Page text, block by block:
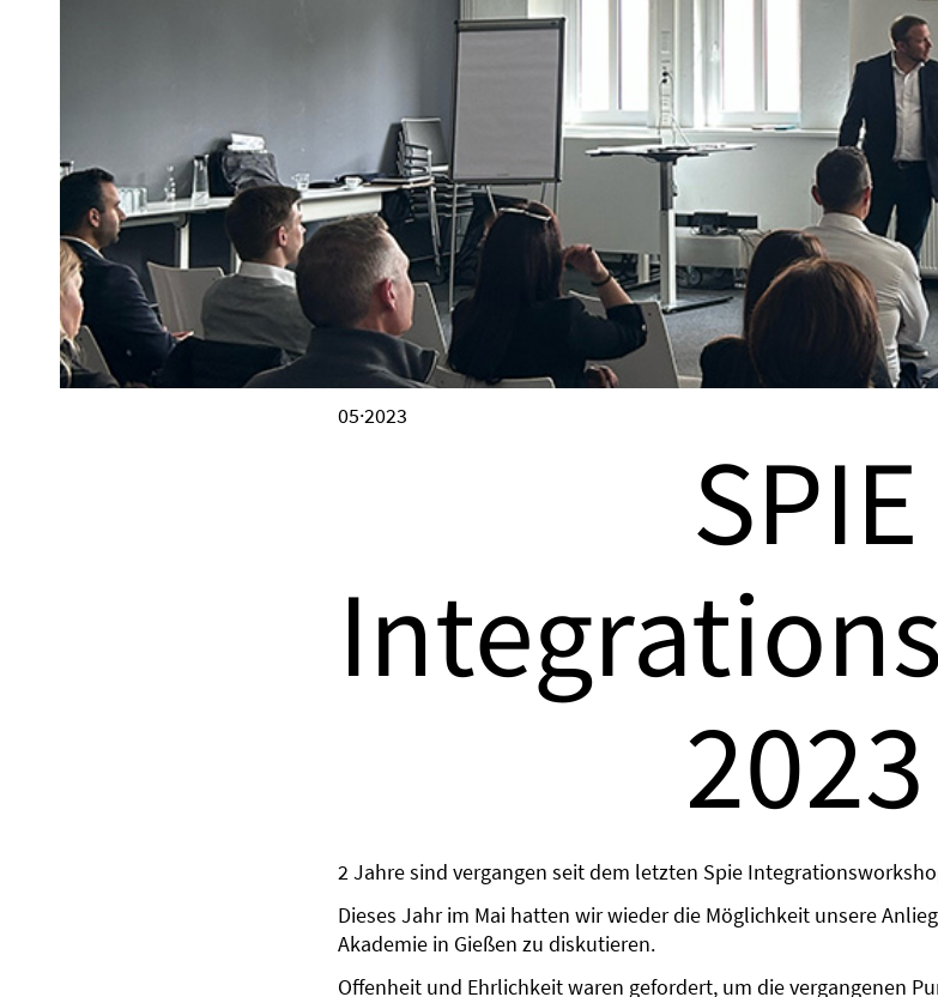
05·2023
SPIE
2023
2 Jahre sind vergangen seit dem letzten Spie
Dieses Jahr im Mai hatten wir wieder die Möglichkeit unsere
Akademie in Gießen zu diskutieren.
Offenheit und Ehrlichkeit waren gefordert, um die vergangenen